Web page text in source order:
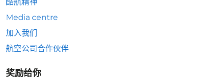
Media centre
加入我们
航空公司合作伙伴
奖励给你